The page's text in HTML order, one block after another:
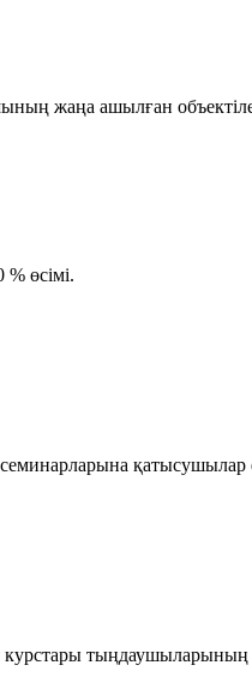
жаңа ашылған
өсімі.
қатысушылар
тыңдаушыларының